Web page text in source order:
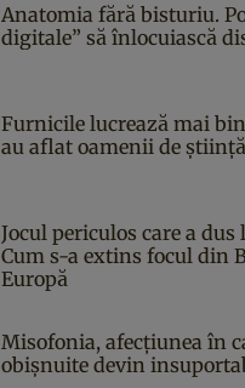
Anatomia fără bisturiu.
digitale” să înlocuiască
Furnicile lucrează mai
au aflat oamenii de știință
Jocul periculos care a dus
Cum s-a extins focul din
Europă
Misofonia, afecțiunea în
obișnuite devin